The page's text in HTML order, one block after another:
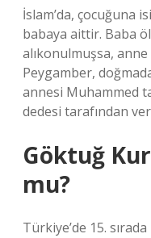
İslam’da, çocuğuna
babaya aittir. Baba
alıkonulmuşsa, anne
Peygamber,
annesi Muhammed
dedesi tarafından
Göktuğ
mu?
Türkiye’de 15. sırada